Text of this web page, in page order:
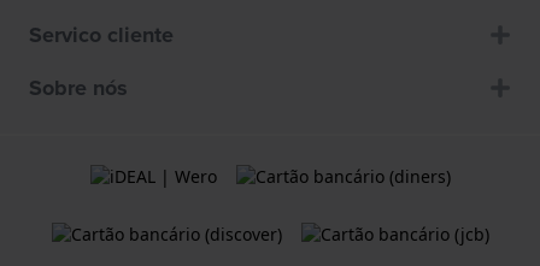
Servico cliente
Sobre nós